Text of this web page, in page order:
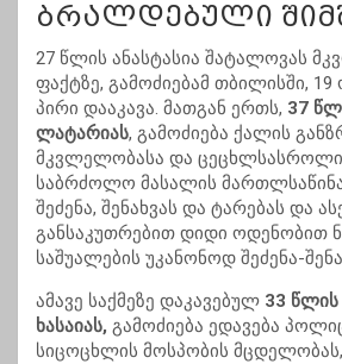
ბრალდებული
27 წლის ანასტასია შატალოვას
ფაქტზე, გამოძიებამ თბილისში, 19
პირი დააკავა. მათგან ერთს, 37
ლატარიას, გამოძიება ქალის
მკვლელობასა და
საბრძოლო მასალის
შეძენა, შენახვას და ტარებას და
განსაკუთრებით დიდი ოდენობით
საშუალების უკანონოდ შეძენა-
ამავე საქმეზე დაკავებულ 33 წლის
ხასაიას, გამოძიება ედავება
სიცოცხლის მოსპობის